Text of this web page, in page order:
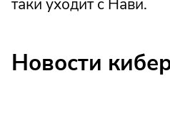
таки уходит с Нави.
Новости